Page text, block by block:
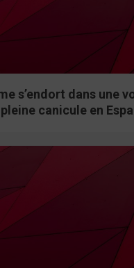
s’endort dans une
canicule en